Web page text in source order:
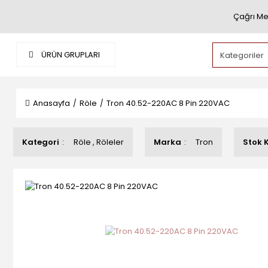
Çağrı
ÜRÜN GRUPLARI
Anasayfa Röle Tron 40.52-220AC 8 Pin 220VAC
Kategori Röle , Röleler Marka Tron Stok